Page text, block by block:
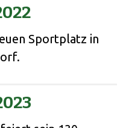
Sportplatz in